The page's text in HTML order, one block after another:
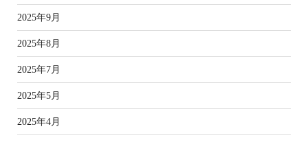
2025年9月
2025年8月
2025年7月
2025年5月
2025年4月